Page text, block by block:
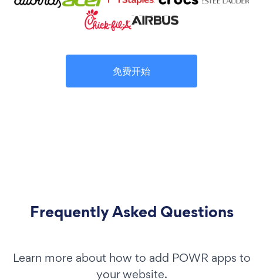
免费开始
Frequently Asked Questions
Learn more about how to add POWR apps to
your website.